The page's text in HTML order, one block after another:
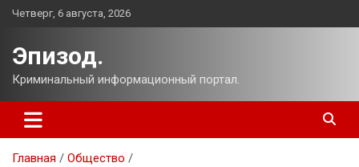
Перейти
Четверг, 6 августа, 2026
Эпизод.
Криминальный информационный портал.
Главная
Общество